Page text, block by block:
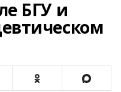
БГУ и